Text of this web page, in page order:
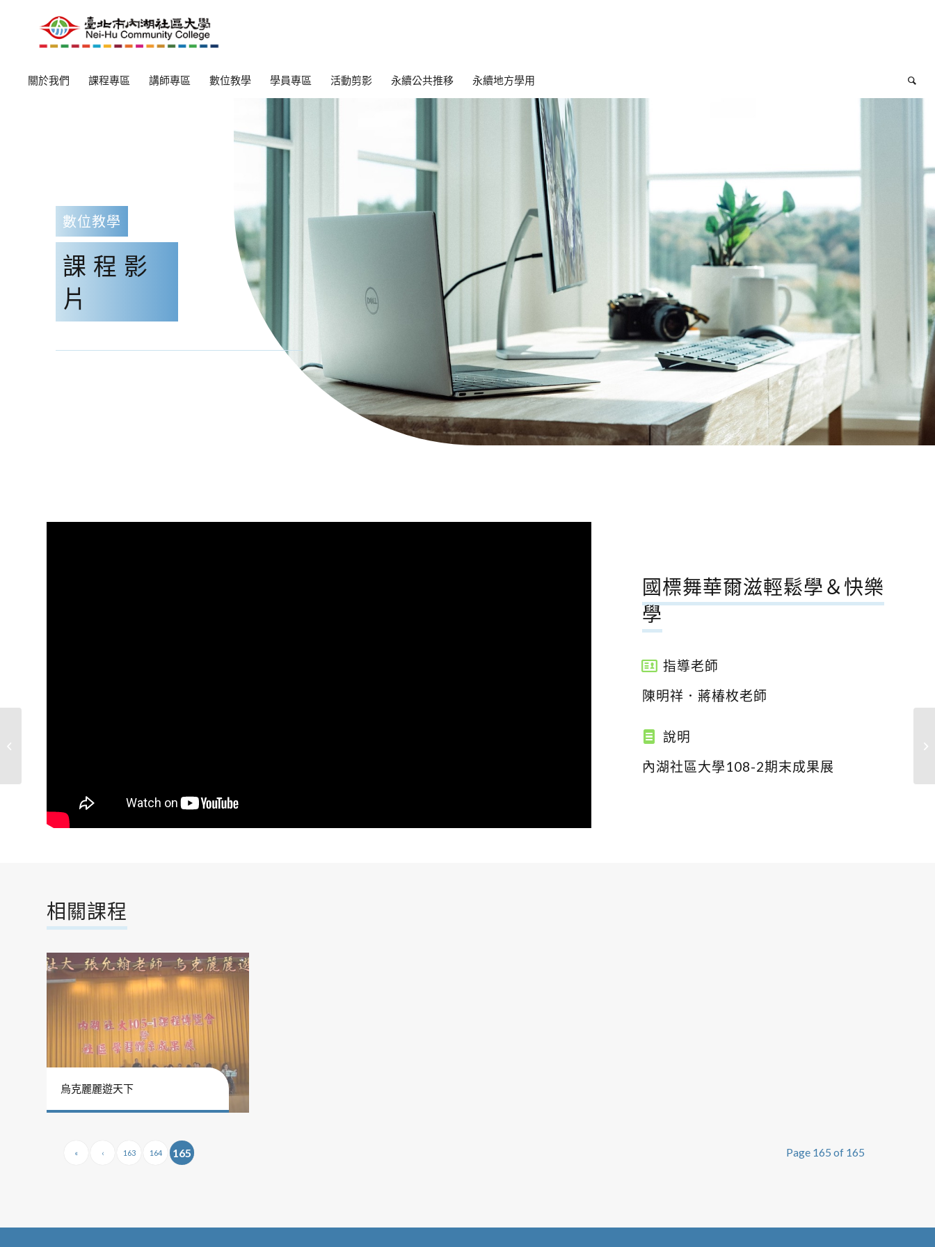
關於我們 課程專區 講師專區 數位教學 學員專區 活動剪影 永續公共推移 永續地方學用
數位教學
課程影
片
國標舞華爾滋輕鬆學＆快樂
學
指導老師
陳明祥．蔣椿枚老師
說明
內湖社區大學108-2期末成果展
相關課程
烏克麗麗遊天下
Page 165 of 165
« ‹ 163 164 165